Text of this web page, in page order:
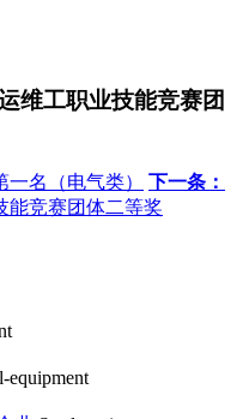
维工职业技能竞赛团
名（电气类）
下一条：
能竞赛团体二等奖
equipment